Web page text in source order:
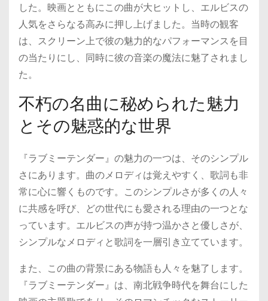
した。映画とともにこの曲が大ヒットし、エルビスの
人気をさらなる高みに押し上げました。当時の観客
は、スクリーン上で彼の魅力的なパフォーマンスを目
の当たりにし、同時に彼の音楽の魔法に魅了されまし
た。
不朽の名曲に秘められた魅力
とその魅惑的な世界
『ラブミーテンダー』の魅力の一つは、そのシンプル
さにあります。曲のメロディは覚えやすく、歌詞も非
常に心に響くものです。このシンプルさが多くの人々
に共感を呼び、どの世代にも愛される理由の一つとな
っています。エルビスの声が持つ温かさと優しさが、
シンプルなメロディと歌詞を一層引き立てています。
また、この曲の背景にある物語も人々を魅了します。
『ラブミーテンダー』は、南北戦争時代を舞台にした